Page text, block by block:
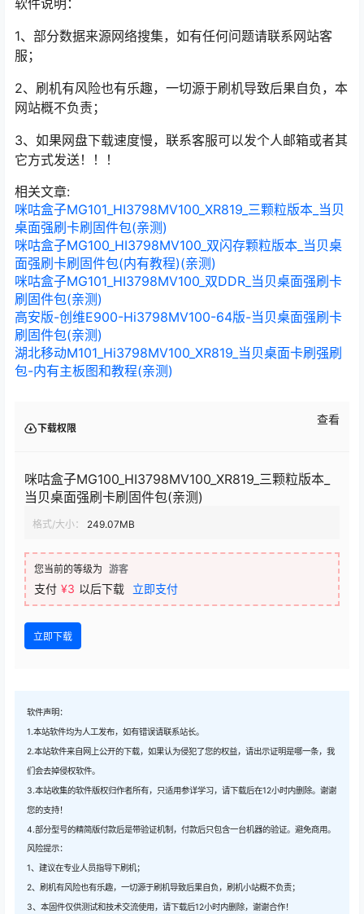
1、部分数据来源网络搜集，如有任何问题请联系网站客
服；
2、刷机有风险也有乐趣，一切源于刷机导致后果自负，本
网站概不负责；
3、如果网盘下载速度慢，联系客服可以发个人邮箱或者其
它方式发送！！！
相关文章:
咪咕盒子MG101_HI3798MV100_XR819_三颗粒版本_当贝
桌面强刷卡刷固件包(亲测)
咪咕盒子MG100_HI3798MV100_双闪存颗粒版本_当贝桌
面强刷卡刷固件包(内有教程)(亲测)
咪咕盒子MG101_HI3798MV100_双DDR_当贝桌面强刷卡
刷固件包(亲测)
高安版-创维E900-Hi3798MV100-64版-当贝桌面强刷卡
刷固件包(亲测)
湖北移动M101_Hi3798MV100_XR819_当贝桌面卡刷强刷
包-内有主板图和教程(亲测)
下载权限
查看
咪咕盒子MG100_HI3798MV100_XR819_三颗粒版本_
当贝桌面强刷卡刷固件包(亲测)
格式/大小： 249.07MB
您当前的等级为 游客
支付 ¥3 以后下载 立即支付
立即下载
软件声明：
1.本站软件均为人工发布，如有错误请联系站长。
2.本站软件来自网上公开的下载，如果认为侵犯了您的权益，请出示证明是哪一条，我
们会去掉侵权软件。
3.本站收集的软件版权归作者所有，只适用参详学习，请下载后在12小时内删除。谢谢
您的支持！
4.部分型号的精简版付款后是带验证机制，付款后只包含一台机器的验证。避免商用。
风险提示：
1、建议在专业人员指导下刷机；
2、刷机有风险也有乐趣，一切源于刷机导致后果自负，刷机小站概不负责；
3、本固件仅供测试和技术交流使用，请下载后12小时内删除，谢谢合作！